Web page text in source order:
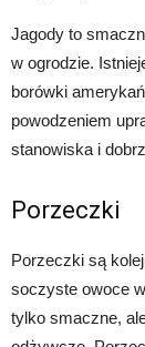
Jagody to
w ogrodzie.
borówki
powodzeniem
stanowiska i
Porzeczki
Porzeczki są
soczyste owoce
tylko smaczne,